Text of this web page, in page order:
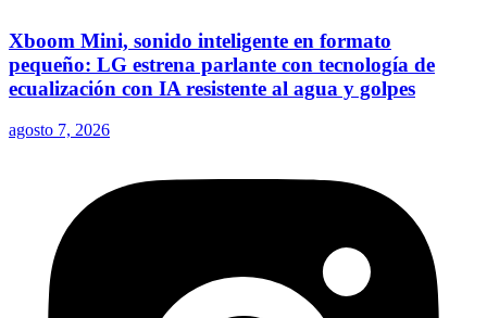
Xboom Mini, sonido inteligente en formato
pequeño: LG estrena parlante con tecnología de
ecualización con IA resistente al agua y golpes
agosto 7, 2026